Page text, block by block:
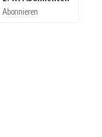
Abonnieren